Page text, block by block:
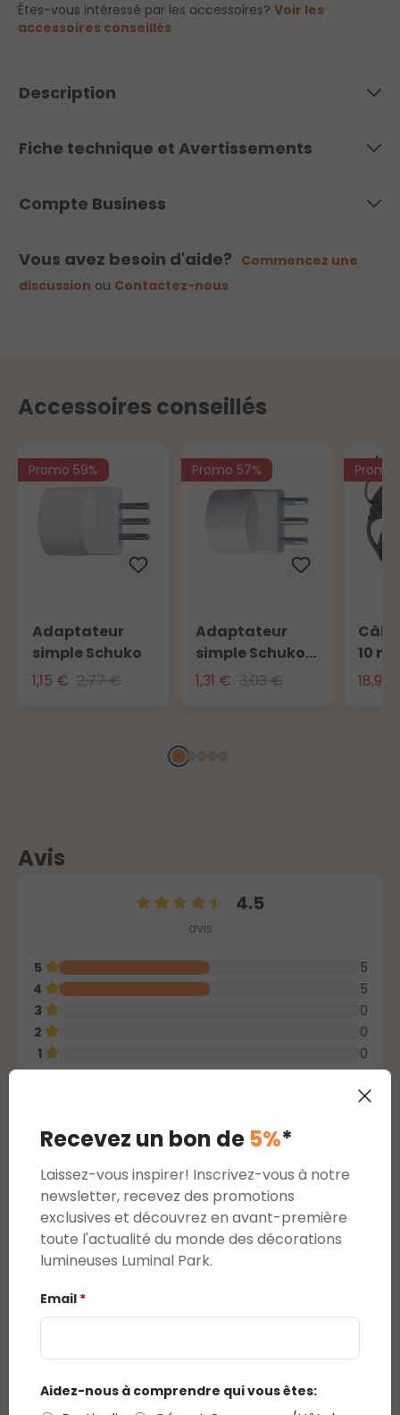
Êtes-vous intéressé par les accessoires? Voir les
accessoires conseillés
Description
Fiche technique et Avertissements
Compte Business
Vous avez besoin d'aide? Commencez une
discussion ou Contactez-nous
Recevez un bon de 5%*
Laissez-vous inspirer! Inscrivez-vous à notre
newsletter, recevez des promotions
exclusives et découvrez en avant-première
toute l'actualité du monde des décorations
lumineuses Luminal Park.
Email *
Aidez-nous à comprendre qui vous êtes:
Accessoires conseillés
Promo 59%
Adaptateur
simple Schuko
1,15 € 2,77 €
Promo 57%
Adaptateur
simple Schuko
avec fiche 16A
1,31 € 3,03 €
Promo
10 m
Avis
Note moyenne de 4.5 sur 5 étoiles
4.5
avis
5
5
4
5
3
0
2
0
1
0
langue actuelle.
4de10Évaluations
11 mars 2025
4 / 5 - Mini Festón de luces Led rojo 20m
4/5
tiempo de envio
10 février 2025
5 / 5 - Catena Nastro di Luce 20,5 m, 1000 led